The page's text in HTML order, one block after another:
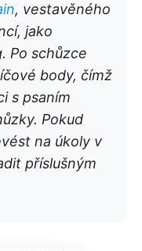
, vestavěného
jako
Po schůzce
body, čímž
s psaním
Pokud
na úkoly v
příslušným